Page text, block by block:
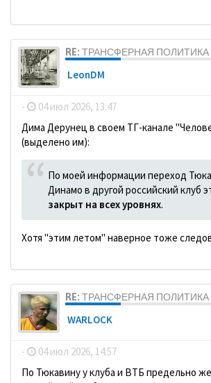
RE: ТРАНСФЕРНАЯ ПОЛИТИКА
LeonDM
- 04 июл 2026, 13:47
Дима Дерунец в своем ТГ-канале
(выделено им):
По моей информации переход
Динамо в другой российский клуб
закрыт на всех уровнях.
Хотя "этим летом" наверное тоже
RE: ТРАНСФЕРНАЯ ПОЛИТИКА
WARLOCK
- 04 июл 2026, 14:57
По Тюкавину у клуба и ВТБ предельно